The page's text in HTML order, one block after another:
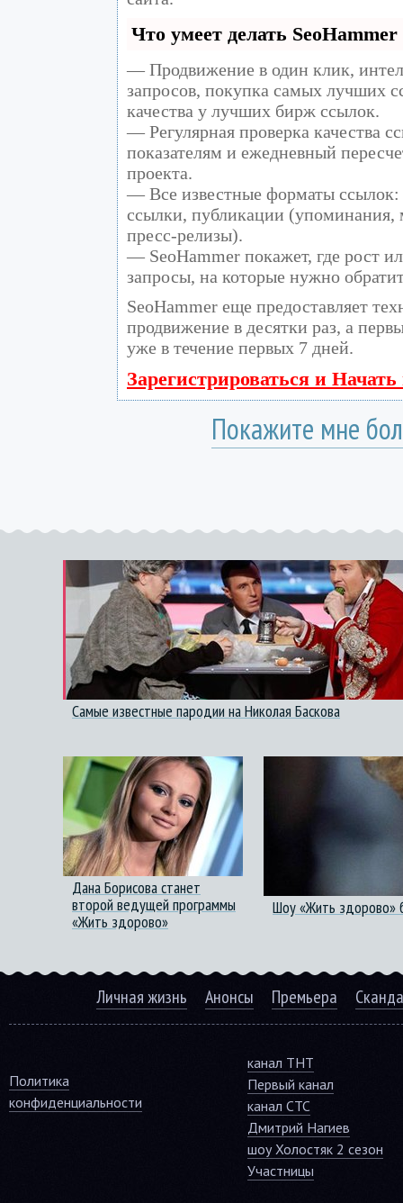
Что умеет делать SeoHammer
— Продвижение в один клик,
запросов, покупка самых лучших
качества у лучших бирж ссылок.
— Регулярная проверка качества
показателям и ежедневный
проекта.
— Все известные форматы ссылок:
ссылки, публикации (упоминания,
пресс-релизы).
— SeoHammer покажет, где рост
запросы, на которые нужно
SeoHammer еще предоставляет
продвижение в десятки раз, а
уже в течение первых 7 дней.
Зарегистрироваться и
Покажите мне
Самые известные пародии на Николая Баскова
Дана Борисова станет
второй ведущей программы
«Жить здорово»
Шоу «Жить здорово»
Личная жизнь Анонсы Премьера
Политика
конфиденциальности
канал ТНТ
Первый канал
канал СТС
Дмитрий Нагиев
шоу Холостяк 2 сезон
Участницы